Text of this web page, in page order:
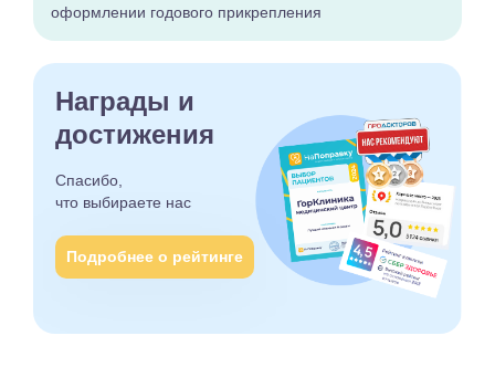
оформлении годового прикрепления
Награды и
достижения
Спасибо,
что выбираете нас
Подробнее о рейтинге